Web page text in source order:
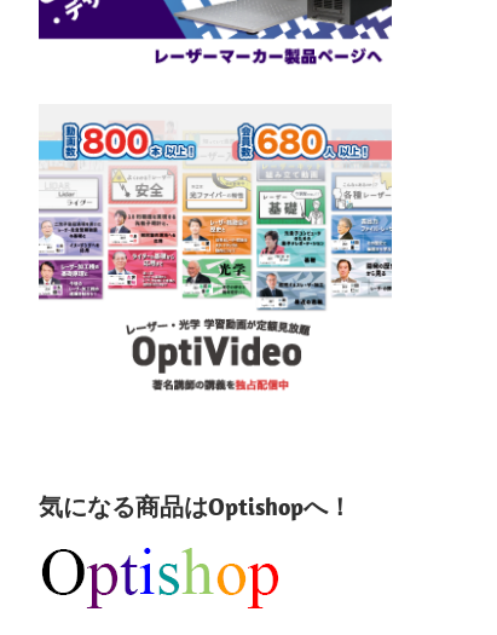
気になる商品はOptishopへ！